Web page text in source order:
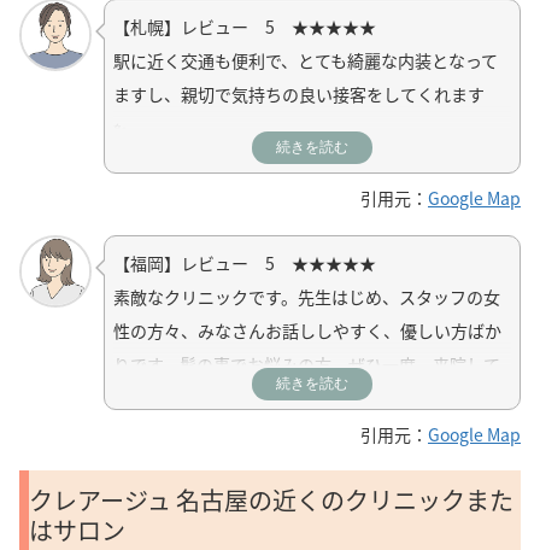
【札幌】レビュー 5 ★★★★★
駅に近く交通も便利で、とても綺麗な内装となって
ますし、親切で気持ちの良い接客をしてくれます
続きを読む
引用元： Google Map
【福岡】レビュー 5 ★★★★★
素敵なクリニックです。 先生はじめ、スタッフの女
性の方々、 みなさんお話ししやすく、優しい方ばか
りです。 髪の事でお悩みの方、ぜひ一度、来院して
続きを読む
引用元： Google Map
クレアージュ 名古屋の近くのクリニックまた
はサロン